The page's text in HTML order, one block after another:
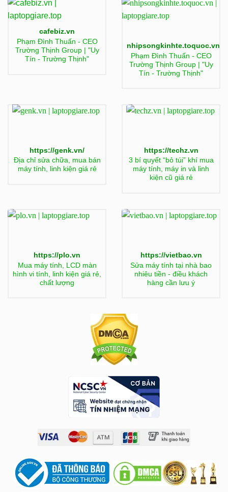
cafebiz.vn
Phạm Đình Thuấn - CEO
Trường Thịnh Group | "Uy
Tín - Trường Thịnh"
nhipsongkinhte.toquoc.vn
Phạm Đình Thuấn - CEO
Trường Thịnh Group | "Uy
Tín - Trường Thịnh"
https://genk.vn/
Địa chỉ sửa chữa, mua bán
máy tính, linh kiện giá rẻ
https://techz.vn
3 bí quyết “bỏ túi” khí mua
máy tính, máy in và linh
kiện cũ giá rẻ
https://plo.vn
Mua máy tính, LCD màn
hình vi tính, linh kiện giá rẻ,
chất lượng
https://vietbao.vn
Sửa máy tính tại nhà bao
nhiêu tiền - điều khách
hàng cần lưu ý